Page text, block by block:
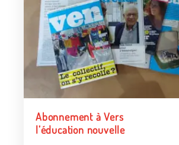
Abonnement à Vers
l’éducation nouvelle